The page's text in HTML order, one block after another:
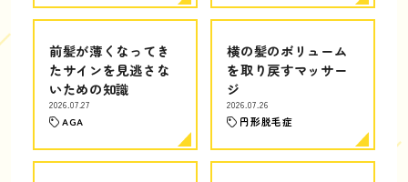
前髪が薄くなってき
たサインを見逃さな
いための知識
2026.07.27
AGA
横の髪のボリューム
を取り戻すマッサー
ジ
2026.07.26
円形脱毛症